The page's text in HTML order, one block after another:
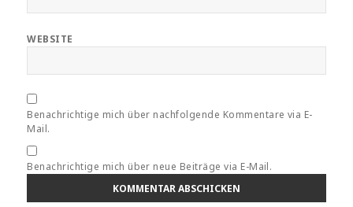
WEBSITE
Benachrichtige mich über nachfolgende Kommentare via E-
Mail.
Benachrichtige mich über neue Beiträge via E-Mail.